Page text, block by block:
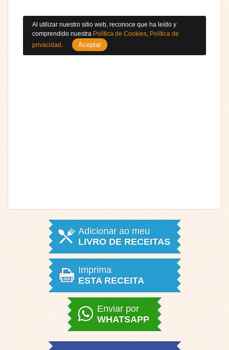
Adicionar ao meu
LIVRO DE RECEITAS
Imprima
ESTA RECEITA
Enviar por
WHATSAPP
Al utilizar nuestro sitio web, reconoce que ha leído y
comprendido nuestra Política de Cookies, Política de
privacidad . Aceptar